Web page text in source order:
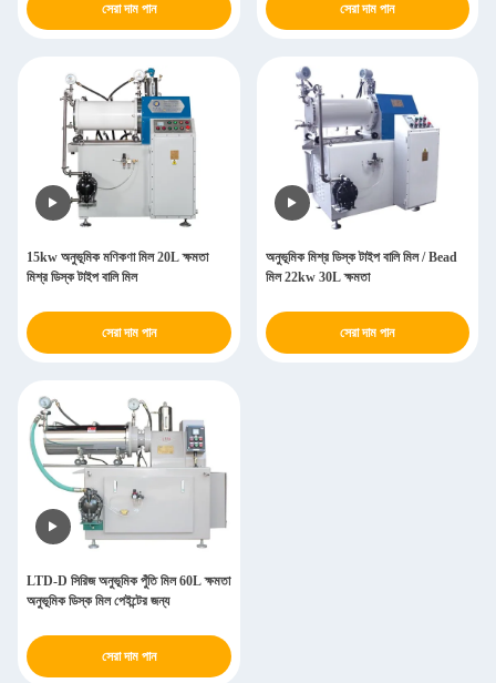
সেরা দাম পান সেরা দাম পান
15kw অনুভূমিক মণিকণা মিল 20L ক্ষমতা
মিশ্র ডিস্ক টাইপ বালি মিল
সেরা দাম পান
অনুভূমিক মিশ্র ডিস্ক টাইপ বালি মিল / Bead
মিল 22kw 30L ক্ষমতা
সেরা দাম পান
LTD-D সিরিজ অনুভূমিক পুঁতি মিল 60L ক্ষমতা
অনুভূমিক ডিস্ক মিল পেইন্টের জন্য
সেরা দাম পান